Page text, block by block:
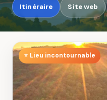
Itinéraire Site web
⭐ Lieu incontournable